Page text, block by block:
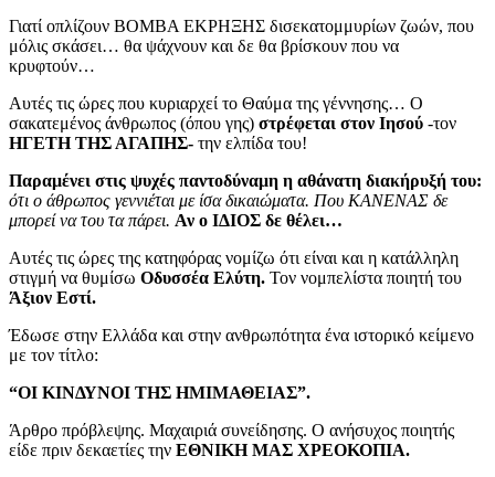
Γιατί οπλίζουν ΒΟΜΒΑ ΕΚΡΗΞΗΣ δισεκατομμυρίων ζωών, που
μόλις σκάσει… θα ψάχνουν και δε θα βρίσκουν που να
κρυφτούν…
Αυτές τις ώρες που κυριαρχεί το Θαύμα της γέννησης… Ο
σακατεμένος άνθρωπος (όπου γης) στρέφεται στον Ιησού -τον
ΗΓΕΤΗ ΤΗΣ ΑΓΑΠΗΣ- την ελπίδα του!
Παραμένει στις ψυχές παντοδύναμη η αθάνατη διακήρυξή του:
ότι ο άθρωπος γεννιέται με ίσα δικαιώματα. Που ΚΑΝΕΝΑΣ δε
μπορεί να του τα πάρει. Αν ο ΙΔΙΟΣ δε θέλει…
Αυτές τις ώρες της κατηφόρας νομίζω ότι είναι και η κατάλληλη
στιγμή να θυμίσω Οδυσσέα Ελύτη. Τον νομπελίστα ποιητή του
Άξιον Εστί.
Έδωσε στην Ελλάδα και στην ανθρωπότητα ένα ιστορικό κείμενο
με τον τίτλο:
“ΟΙ ΚΙΝΔΥΝΟΙ ΤΗΣ ΗΜΙΜΑΘΕΙΑΣ”.
Άρθρο πρόβλεψης. Μαχαιριά συνείδησης. Ο ανήσυχος ποιητής
είδε πριν δεκαετίες την ΕΘΝΙΚΗ ΜΑΣ ΧΡΕΟΚΟΠΙΑ.